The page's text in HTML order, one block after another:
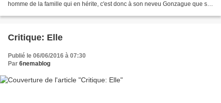
homme de la famille qui en hérite, c'est donc à son neveu Gonzague que se
Critique: Elle
Publié le 06/06/2016 à 07:30
Par 6nemablog